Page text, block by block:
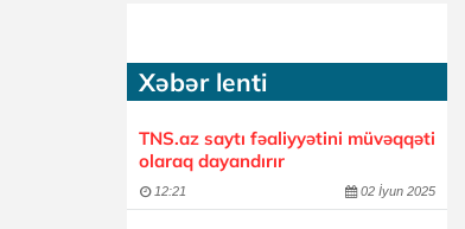
Xəbər lenti
TNS.az saytı fəaliyyətini müvəqqəti
olaraq dayandırır
12:21 02 İyun 2025